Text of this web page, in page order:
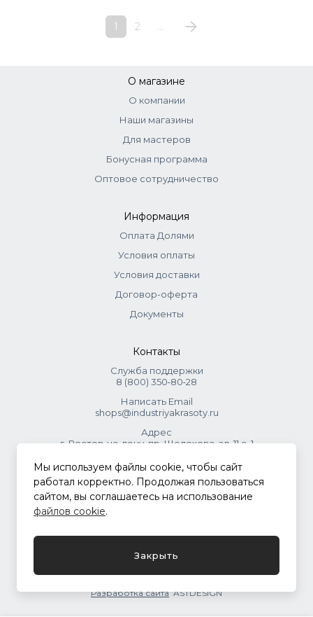
1 2 ...
О магазине
О компании
Наши магазины
Для мастеров
Бонусная программа
Оптовое сотрудничество
Информация
Оплата Долями
Условия оплаты
Условия доставки
Договор-оферта
Документы
Контакты
Служба поддержки
8 (800) 350‑80‑28
Написать Email
shops@industriyakrasoty.ru
Адрес
г. Ростов-на-дону, пр. Шолохова, зд. 11 с. 1
© 2026 Индустрия красоты.
.
Разработка сайтаASTDESIGN
Мы используем файлы cookie, чтобы сайт
работал корректно. Продолжая пользоваться
сайтом, вы соглашаетесь на использование
файлов cookie.
Закрыть